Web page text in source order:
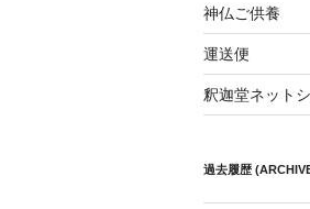
神仏ご供養
運送便
釈迦堂ネット
過去履歴